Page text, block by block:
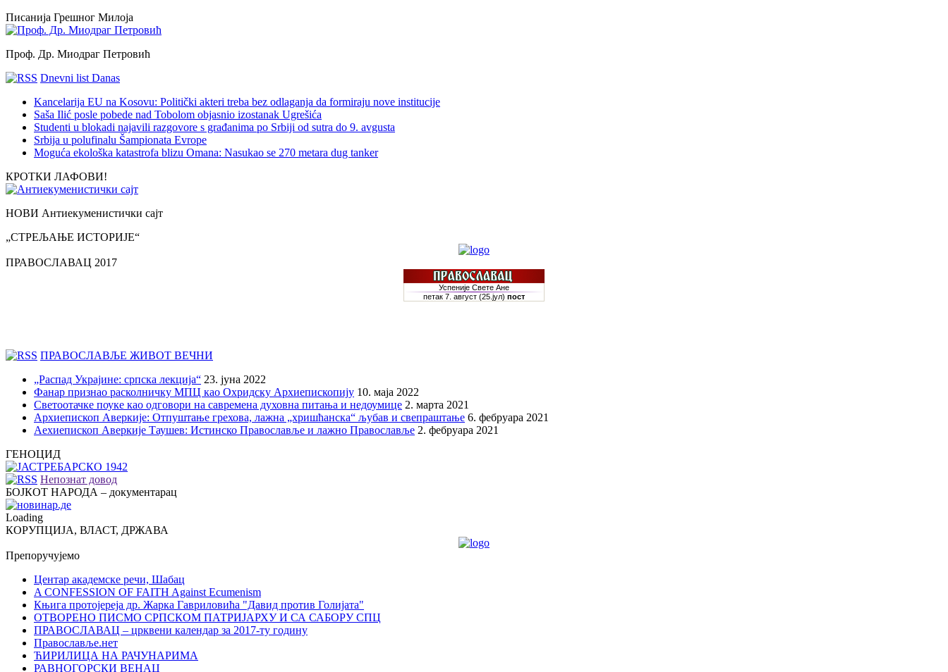
Писанија Грешног Милоја
Проф. Др. Миодраг Петровић
Dnevni list Danas
Kancelarija EU na Kosovu: Politički akteri treba bez odlaganja da formiraju nove institucije
Saša Ilić posle pobede nad Tobolom objasnio izostanak Ugrešića
Studenti u blokadi najavili razgovore s građanima po Srbiji od sutra do 9. avgusta
Srbija u polufinalu Šampionata Evrope
Moguća ekološka katastrofa blizu Omana: Nasukao se 270 metara dug tanker
КРОТКИ ЛАФОВИ!
НОВИ Антиекуменистички сајт
„СТРЕЉАЊЕ ИСТОРИЈЕ“
ПРАВОСЛАВАЦ 2017
ПРАВОСЛАВЉЕ ЖИВОТ ВЕЧНИ
„Распад Украјине: српска лекција“ 23. јуна 2022
Фанар признао расколничку МПЦ као Охридску Архиепископију 10. маја 2022
Светоотачке поуке као одговори на савремена духовна питања и недоумице 2. марта 2021
Архиепископ Аверкије: Отпуштање грехова, лажна „хришћанска“ љубав и свепраштање 6. фебруара 2021
Аехиепископ Аверкије Таушев: Истинско Православље и лажно Православље 2. фебруара 2021
ГЕНОЦИД
Непознат довод
БОЈКОТ НАРОДА – документарац
Loading
КОРУПЦИЈА, ВЛАСТ, ДРЖАВА
Препоручујемо
Центар академске речи, Шабац
A CONFESSION OF FAITH Against Ecumenism
Књига протојереја др. Жарка Гавриловића "Давид против Голијата"
ОТВОРЕНО ПИСМО СРПСКОМ ПАТРИЈАРХУ И СА САБОРУ СПЦ
ПРАВОСЛАВАЦ – црквени календар за 2017-ту годину
Православље.нет
ЋИРИЛИЦА НА РАЧУНАРИМА
РАВНОГОРСКИ ВЕНАЦ